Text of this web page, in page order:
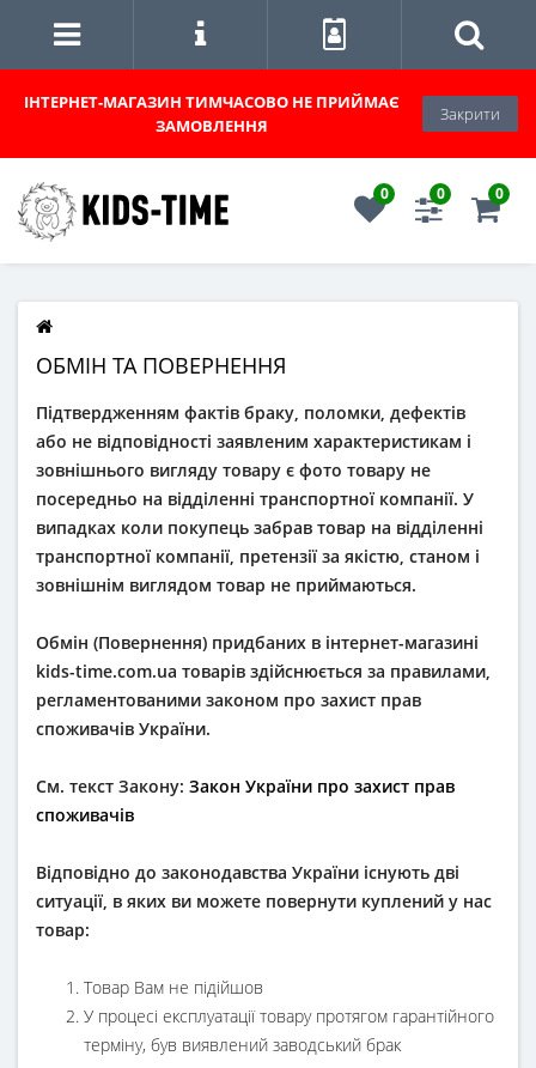
ІНТЕРНЕТ-МАГАЗИН ТИМЧАСОВО НЕ ПРИЙМАЄ
ЗАМОВЛЕННЯ
Закрити
0 0 0
ОБМІН ТА ПОВЕРНЕННЯ
Підтвердженням фактів браку, поломки, дефектів
або не відповідності заявленим характеристикам і
зовнішнього вигляду товару є фото товару не
посередньо на відділенні транспортної компанії. У
випадках коли покупець забрав товар на відділенні
транспортної компанії, претензії за якістю, станом і
зовнішнім виглядом товар не приймаються.
Обмін (Повернення) придбаних в інтернет-магазині
kids-time.com.ua товарів здійснюється за правилами,
регламентованими законом про захист прав
споживачів України.
См. текст Закону: Закон України про захист прав
споживачів
Відповідно до законодавства України існують дві
ситуації, в яких ви можете повернути куплений у нас
товар:
Товар Вам не підійшов
У процесі експлуатації товару протягом гарантійного
терміну, був виявлений заводський брак